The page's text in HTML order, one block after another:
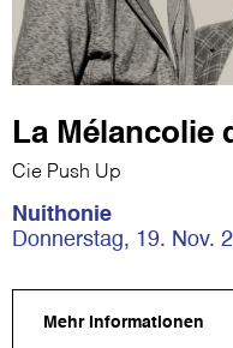
La Mélancolie
Cie Push Up
Nuithonie
Donnerstag, 19. Nov.
Mehr Informationen